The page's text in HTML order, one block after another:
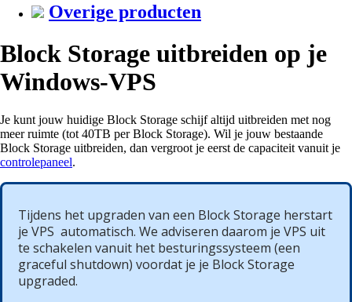
Overige producten
Block Storage uitbreiden op je
Windows-VPS
Je kunt jouw huidige Block Storage schijf altijd uitbreiden met nog
meer ruimte (tot 40TB per Block Storage). Wil je jouw bestaande
Block Storage uitbreiden, dan vergroot je eerst de capaciteit vanuit je
controlepaneel.
Tijdens het upgraden van een Block Storage herstart
je VPS automatisch. We adviseren daarom je VPS uit
te schakelen vanuit het besturingssysteem (een
graceful shutdown) voordat je je Block Storage
upgraded.